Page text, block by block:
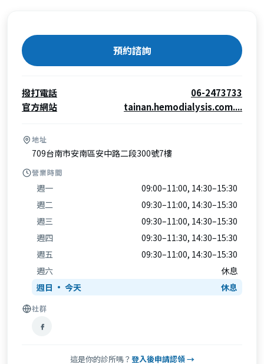
預約諮詢
撥打電話
06-2473733
官方網站
tainan.hemodialysis.com....
地址
709台南市安南區安中路二段300號7樓
營業時間
週一
09:00–11:00, 14:30–15:30
週二
09:30–11:00, 14:30–15:30
週三
09:30–11:00, 14:30–15:30
週四
09:30–11:30, 14:30–15:30
週五
09:30–11:00, 14:30–15:30
週六
休息
週日
休息
社群
這是你的診所嗎？ 登入後申請認領 →